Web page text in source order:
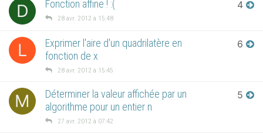
D Fonction affine ! :(
28 avr. 2012 à 15:48
4
L
Exprimer l'aire d'un quadrilatère en
fonction de x
28 avr. 2012 à 15:45
6
M
Déterminer la valeur affichée par un
algorithme pour un entier n
27 avr. 2012 à 07:42
5